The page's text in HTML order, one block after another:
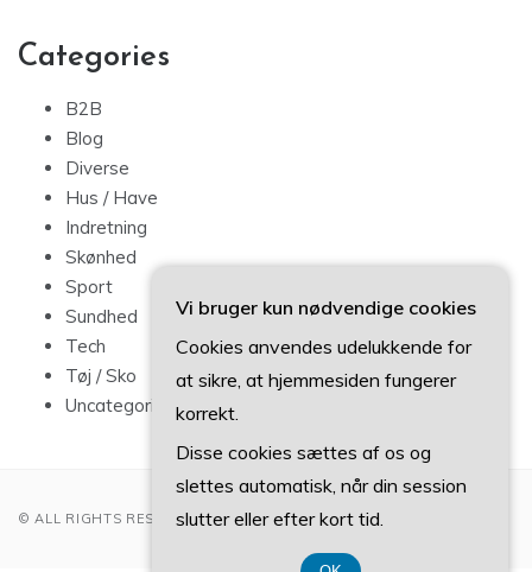
Categories
B2B
Blog
Diverse
Hus / Have
Indretning
Skønhed
Sport
Sundhed
Tech
Tøj / Sko
Uncategorized
© ALL RIGHTS RESERVED 2022
Vi bruger kun nødvendige cookies
Cookies anvendes udelukkende for
at sikre, at hjemmesiden fungerer
korrekt.
Disse cookies sættes af os og
slettes automatisk, når din session
slutter eller efter kort tid.